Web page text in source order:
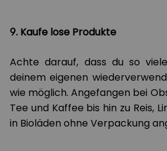
9. Kaufe lose Produkte
Achte darauf, dass du so
deinem eigenen
wie möglich. Angefangen bei
Tee und Kaffee bis hin zu Reis,
in Bioläden ohne Verpackung